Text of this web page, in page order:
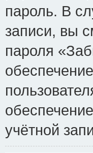
пароль. В
записи, вы
пароля
учётной